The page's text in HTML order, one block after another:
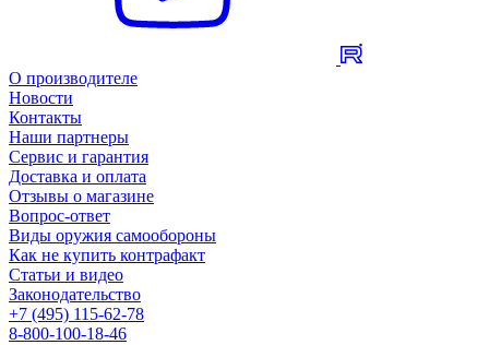
О производителе
Новости
Контакты
Наши партнеры
Сервис и гарантия
Доставка и оплата
Отзывы о магазине
Вопрос-ответ
Виды оружия самообороны
Как не купить контрафакт
Статьи и видео
Законодательство
+7 (495) 115-62-78
8-800-100-18-46